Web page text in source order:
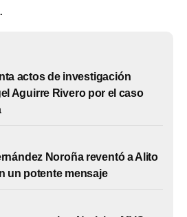
actos de investigación
Aguirre Rivero por el caso
Noroña reventó a Alito
un potente mensaje